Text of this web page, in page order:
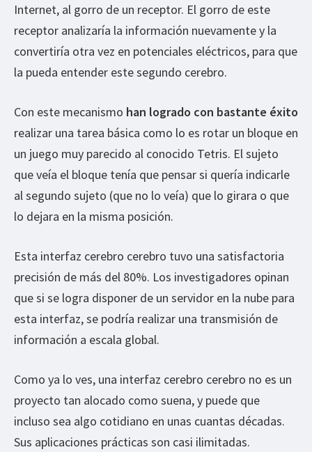
Internet, al gorro de un receptor. El gorro de este
receptor analizaría la información nuevamente y la
convertiría otra vez en potenciales eléctricos, para que
la pueda entender este segundo cerebro.
Con este mecanismo han logrado con bastante éxito
realizar una tarea básica como lo es rotar un bloque en
un juego muy parecido al conocido Tetris. El sujeto
que veía el bloque tenía que pensar si quería indicarle
al segundo sujeto (que no lo veía) que lo girara o que
lo dejara en la misma posición.
Esta interfaz cerebro cerebro tuvo una satisfactoria
precisión de más del 80%. Los investigadores opinan
que si se logra disponer de un servidor en la nube para
esta interfaz, se podría realizar una transmisión de
información a escala global.
Como ya lo ves, una interfaz cerebro cerebro no es un
proyecto tan alocado como suena, y puede que
incluso sea algo cotidiano en unas cuantas décadas.
Sus aplicaciones prácticas son casi ilimitadas.